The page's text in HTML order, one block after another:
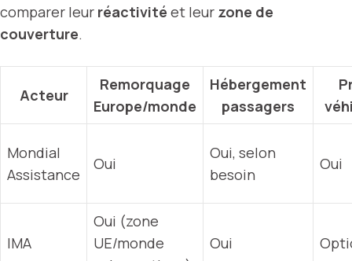
comparer leur réactivité et leur zone de
couverture.
Acteur
Remorquage
Europe/monde
Hébergement
passagers
Mondial
Assistance
Oui
Oui, selon
besoin
Oui
IMA
Oui (zone
UE/monde
Oui